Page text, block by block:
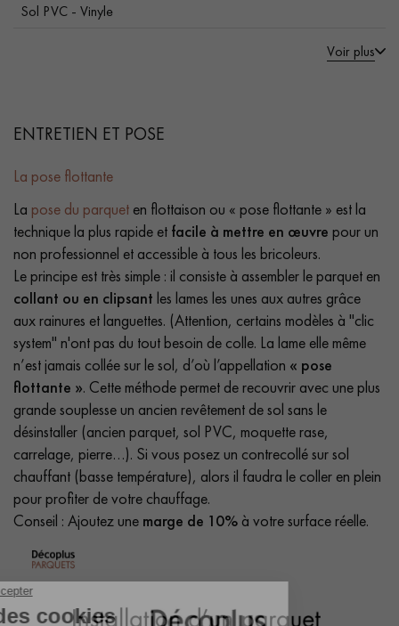
Sol PVC - Vinyle
Voir plus
ENTRETIEN ET POSE
La pose flottante
La pose du parquet en flottaison ou « pose flottante » est la
technique la plus rapide et facile à mettre en œuvre pour un
non professionnel et accessible à tous les bricoleurs.
Le principe est très simple : il consiste à assembler le parquet en
collant ou en clipsant les lames les unes aux autres grâce
aux rainures et languettes. (Attention, certains modèles à "clic
system" n'ont pas du tout besoin de colle. La lame elle même
n’est jamais collée sur le sol, d’où l’appellation « pose
flottante ». Cette méthode permet de recouvrir avec une plus
grande souplesse un ancien revêtement de sol sans le
désinstaller (ancien parquet, sol PVC, moquette rase,
carrelage, pierre…). Si vous posez un contrecollé sur sol
chauffant (basse température), alors il faudra le coller en plein
pour profiter de votre chauffage.
Conseil : Ajoutez une marge de 10% à votre surface réelle.